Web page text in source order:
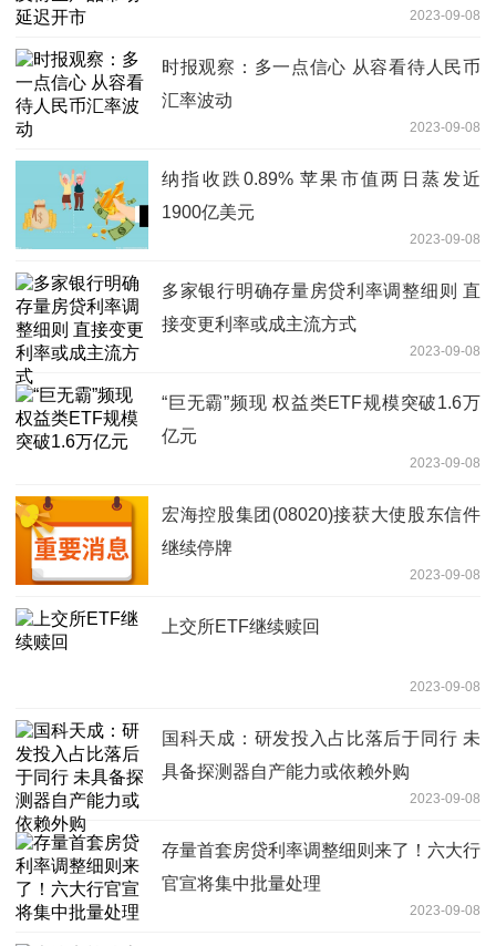
2023-09-08
时报观察：多一点信心 从容看待人民币
汇率波动
2023-09-08
纳指收跌0.89% 苹果市值两日蒸发近
1900亿美元
2023-09-08
多家银行明确存量房贷利率调整细则 直
接变更利率或成主流方式
2023-09-08
“巨无霸”频现 权益类ETF规模突破1.6万
亿元
2023-09-08
宏海控股集团(08020)接获大使股东信件
继续停牌
2023-09-08
上交所ETF继续赎回
2023-09-08
国科天成：研发投入占比落后于同行 未
具备探测器自产能力或依赖外购
2023-09-08
存量首套房贷利率调整细则来了！六大行
官宣将集中批量处理
2023-09-08